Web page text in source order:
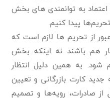
اعتماد به توانمندی های بخش
پیدا کنیم.
عبور از تحریم ها لازم است که
هم باشند نه اینکه بخش
به همین دلیل انتظار
جدید کارت بازرگانی و تعیین
صادرات، رویه‌ها و تصمیم